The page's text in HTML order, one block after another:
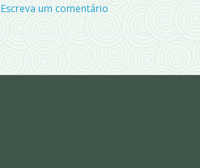
Escreva um comentário